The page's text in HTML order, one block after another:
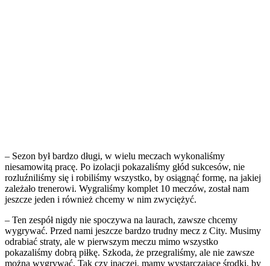
– Sezon był bardzo długi, w wielu meczach wykonaliśmy
niesamowitą pracę. Po izolacji pokazaliśmy głód sukcesów, nie
rozluźniliśmy się i robiliśmy wszystko, by osiągnąć formę, na jakiej
zależało trenerowi. Wygraliśmy komplet 10 meczów, został nam
jeszcze jeden i również chcemy w nim zwyciężyć.
– Ten zespół nigdy nie spoczywa na laurach, zawsze chcemy
wygrywać. Przed nami jeszcze bardzo trudny mecz z City. Musimy
odrabiać straty, ale w pierwszym meczu mimo wszystko
pokazaliśmy dobrą piłkę. Szkoda, że przegraliśmy, ale nie zawsze
można wygrywać. Tak czy inaczej, mamy wystarczające środki, by